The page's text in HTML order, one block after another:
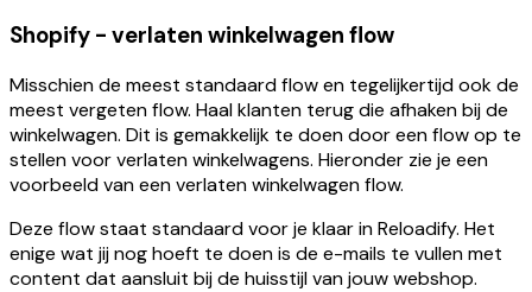
Shopify - verlaten winkelwagen flow
Misschien de meest standaard flow en tegelijkertijd ook de
meest vergeten flow. Haal klanten terug die afhaken bij de
winkelwagen. Dit is gemakkelijk te doen door een flow op te
stellen voor verlaten winkelwagens. Hieronder zie je een
voorbeeld van een verlaten winkelwagen flow.
Deze flow staat standaard voor je klaar in Reloadify. Het
enige wat jij nog hoeft te doen is de e-mails te vullen met
content dat aansluit bij de huisstijl van jouw webshop.